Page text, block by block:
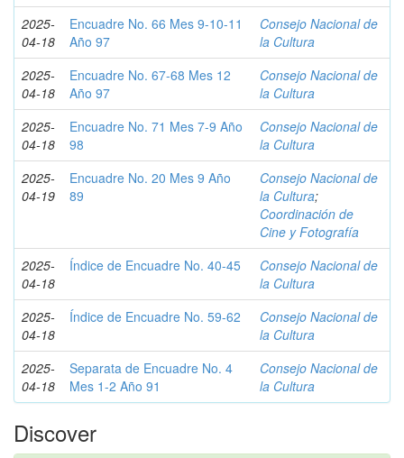
2025-
04-18
Encuadre No. 66 Mes 9-10-11
Año 97
Consejo Nacional de
la Cultura
2025-
04-18
Encuadre No. 67-68 Mes 12
Año 97
Consejo Nacional de
la Cultura
2025-
04-18
Encuadre No. 71 Mes 7-9 Año
98
Consejo Nacional de
la Cultura
2025-
04-19
Encuadre No. 20 Mes 9 Año
89
Consejo Nacional de
la Cultura;
Coordinación de
Cine y Fotografía
2025-
04-18
Índice de Encuadre No. 40-45
Consejo Nacional de
la Cultura
2025-
04-18
Índice de Encuadre No. 59-62
Consejo Nacional de
la Cultura
2025-
04-18
Separata de Encuadre No. 4
Mes 1-2 Año 91
Consejo Nacional de
la Cultura
Discover